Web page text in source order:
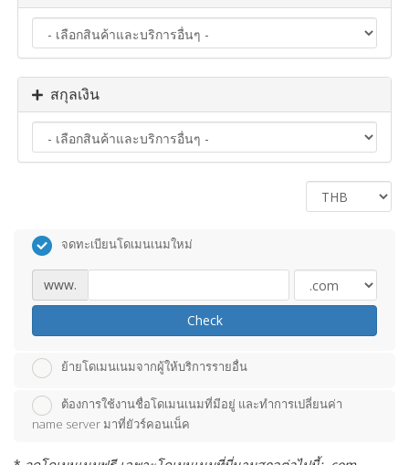
สกุลเงิน
จดทะเบียนโดเมนเนมใหม่
www.
Check
ย้ายโดเมนเนมจากผู้ให้บริการรายอื่น
ต้องการใช้งานชื่อโดเมนเนมที่มีอยู่ และทำการเปลี่ยนค่า
name server มาที่ยัวร์คอนเน็ค